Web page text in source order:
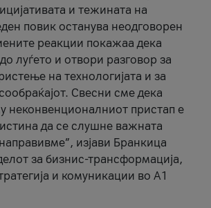
и тежината на
повик останува неодговорен
реакции покажаа дека
луѓето и отвори разговор за
на технологијата и за
Свесни сме дека
неконвенционалниот пристап е
да се слушне важната
изјави Бранкица
за бизнис-трансформација,
и комуникации во А1